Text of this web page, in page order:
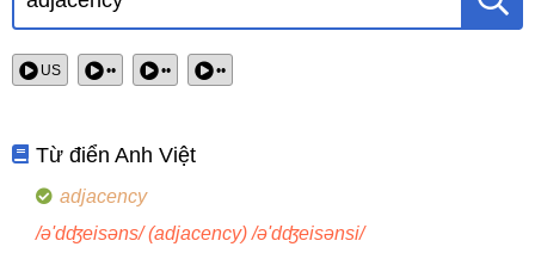
US •• •• ••
Từ điển Anh Việt
adjacency
/ə'dʤeisəns/ (adjacency) /ə'dʤeisənsi/